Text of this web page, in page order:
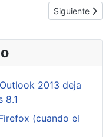
UKArtículo
Siguiente
2013 deja
8.1
(cuando el